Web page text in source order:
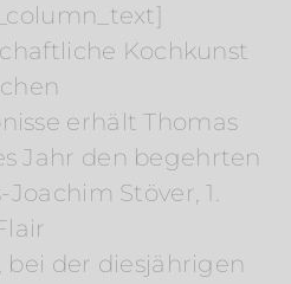
Kochkunst
erhält Thomas
Jahr den begehrten
Joachim Stöver, 1.
der diesjährigen